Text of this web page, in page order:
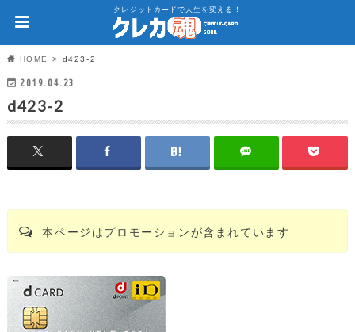
クレジットカードで人生を変える！
HOME d423-2
2019.04.23
d423-2
本ページはプロモーションが含まれています